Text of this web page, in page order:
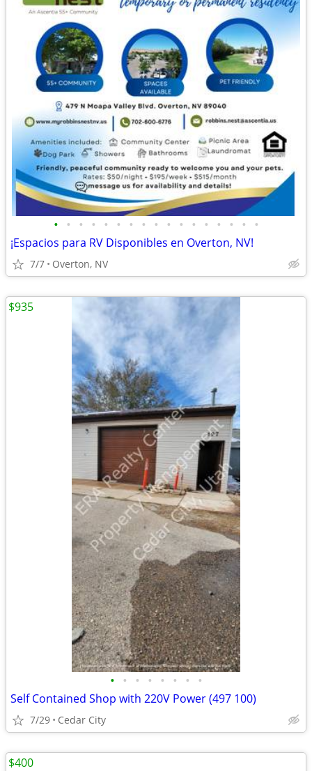
• • • • • • • • • • • • • • • • •
¡Espacios para RV Disponibles en Overton, NV!
7/7 Overton, NV
• • • • • • • •
Self Contained Shop with 220V Power (497 100)
7/29 Cedar City
$935
$400